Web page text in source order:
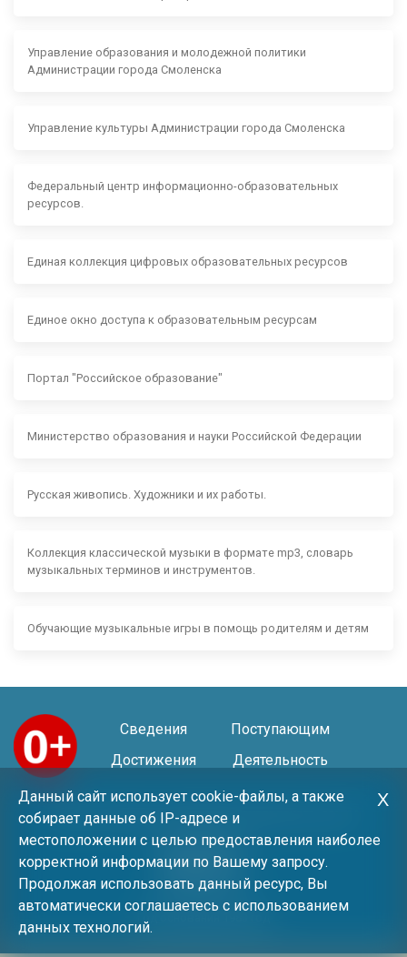
Управление образования и молодежной политики
Администрации города Смоленска
Управление культуры Администрации города Смоленска
Федеральный центр информационно-образовательных
ресурсов.
Единая коллекция цифровых образовательных ресурсов
Единое окно доступа к образовательным ресурсам
Портал "Российское образование"
Министерство образования и науки Российской Федерации
Русская живопись. Художники и их работы.
Коллекция классической музыки в формате mp3, словарь
музыкальных терминов и инструментов.
Обучающие музыкальные игры в помощь родителям и детям
Сведения
Поступающим
Достижения
Деятельность
214031, г. Смоленск, ул. Маршала Соколовского, дом 14
(4812) 52-42-37
(4812) 55-79-72
(4812) 30-06-11
Данный сайт использует cookie-файлы, а также
собирает данные об IP-адресе и
местоположении с целью предоставления наиболее
корректной информации по Вашему запросу.
Продолжая использовать данный ресурс, Вы
автоматически соглашаетесь с использованием
данных технологий.
Х